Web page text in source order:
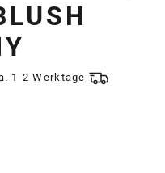
1-2 Werktage